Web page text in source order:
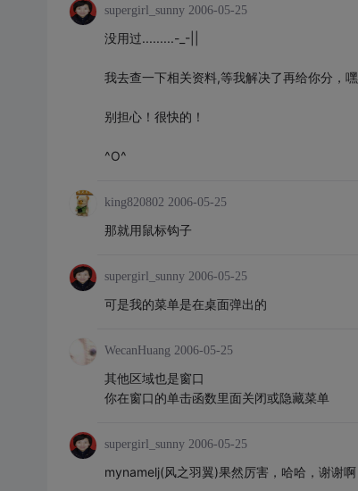
supergirl_sunny 2006-05-25
没用过.........-_-||
我去查一下相关资料,等我解决了再给你分，
别担心！很快的！
^O^
king820802 2006-05-25
那就用鼠标钩子
supergirl_sunny 2006-05-25
可是我的菜单是在桌面弹出的
WecanHuang 2006-05-25
其他区域也是窗口
你在窗口的单击函数里面关闭或隐藏菜单
supergirl_sunny 2006-05-25
mynamelj(风之羽翼)果然厉害，哈哈，谢谢啊